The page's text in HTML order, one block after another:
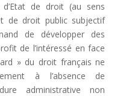
de droit (au sens
de droit public subjectif
de développer des
de l’intéressé en face
» du droit français ne
à l’absence de
administrative non